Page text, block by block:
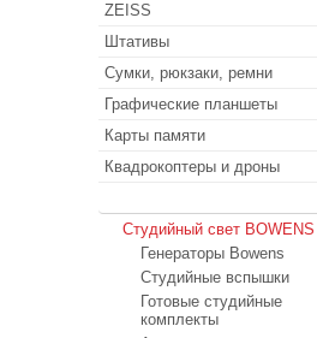
ZEISS
Штативы
Сумки, рюкзаки, ремни
Графические планшеты
Карты памяти
Квадрокоптеры и дроны
Студийный свет BOWENS
Генераторы Bowens
Студийные вспышки
Готовые студийные
комплекты